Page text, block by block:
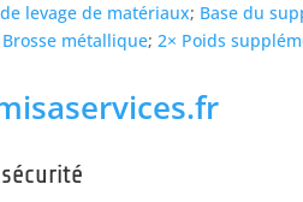
levage de matériaux; Base du
Brosse métallique;2× Poids